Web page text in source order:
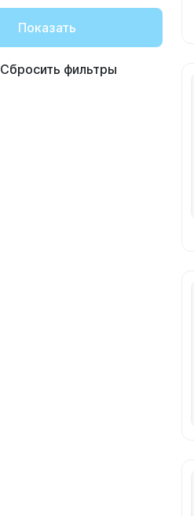
Показать
Сбросить фильтры